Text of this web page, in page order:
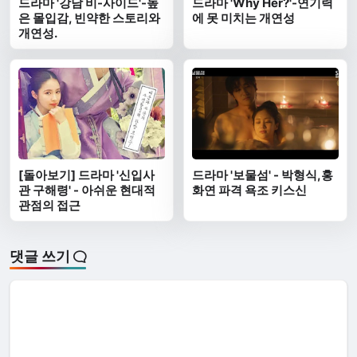
은 몰입감, 빈약한 스토리와
개연성.
에 못 미치는 개연성
[돌아보기] 드라마 '신입사
관 구해령' - 아쉬운 현대적
관점의 접근
드라마 '보물섬' - 박형식,홍
화연 파격 욕조 키스신
댓글 쓰기